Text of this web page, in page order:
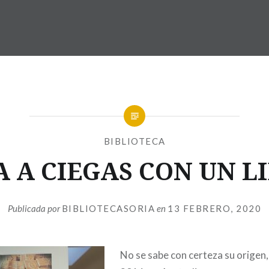
BIBLIOTECA
A CIEGAS CON UN
Publicada porBIBLIOTECASORIA en 13 FEBRERO, 2020
No se sabe con certeza su